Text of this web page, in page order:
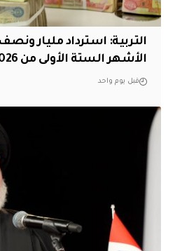
التربية: استرداد مليار ونصف
الأشهر الستة الأولى من 2026
قبل يوم واحد